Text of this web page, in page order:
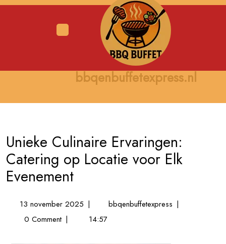
Skip
bbqenbuffetexpress.nl
Unieke Culinaire Ervaringen:
Catering op Locatie voor Elk
Evenement
13 november 202513
november
| bbqenbuffetexpressUnieke
|
0 Comment | 14:57